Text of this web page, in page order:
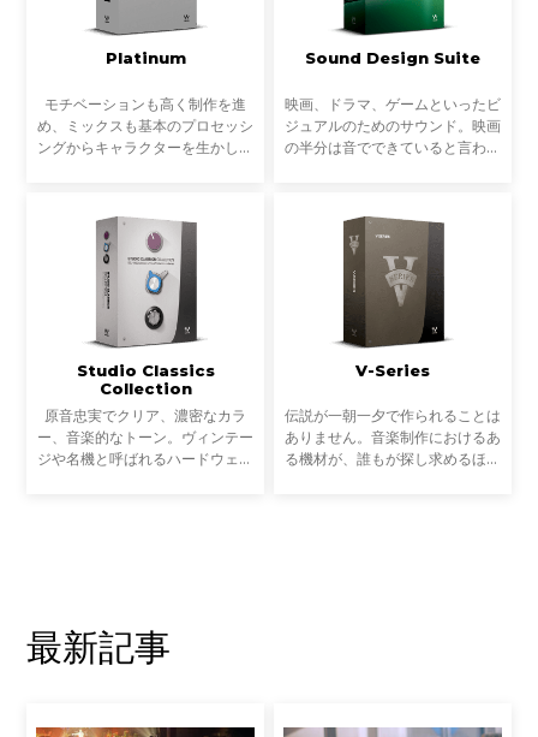
Platinum
モチベーションも高く制作を進
め、ミックスも基本のプロセッシ
ングからキャラクターを生かしバ
して発表するところまでもう少し
という段階。ここまでく
Sound Design Suite
映画、ドラマ、ゲームといったビ
ジュアルのためのサウンド。映画
の半分は音でできていると言われ
決定する重要な要素の一つです。
こうした映像体験を左右
Studio Classics
Collection
原音忠実でクリア、濃密なカラ
ー、音楽的なトーン。ヴィンテー
ジや名機と呼ばれるハードウェア
V-Series
伝説が一朝一夕で作られることは
ありません。音楽制作におけるあ
る機材が、誰もが探し求めるほど
最新記事